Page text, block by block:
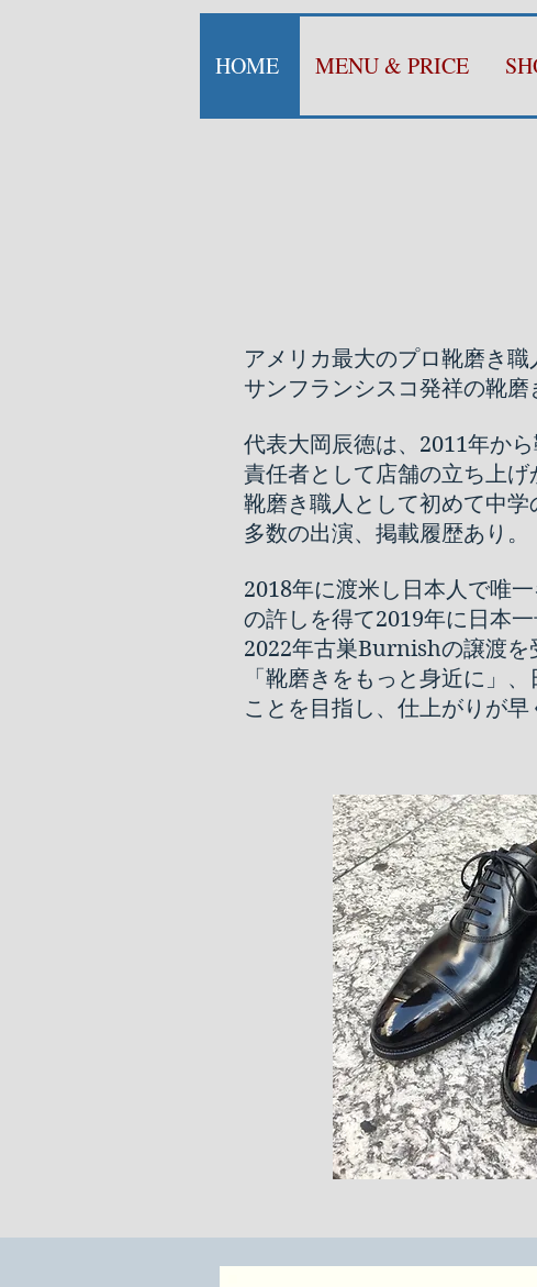
HOME MENU & PRICE
アメリカ最大のプロ靴磨き
サンフランシスコ発祥の靴磨
代表大岡辰徳は、2011年か
責任者として店舗の立ち上げ
靴磨き職人として初めて中
多数の出演、掲載履歴あり。
2018年に渡米し日本人で唯
の許しを得て2019年に日本
2022年古巣Burnishの譲渡を
「靴磨きをもっと身近に」
ことを目指し、仕上がりが